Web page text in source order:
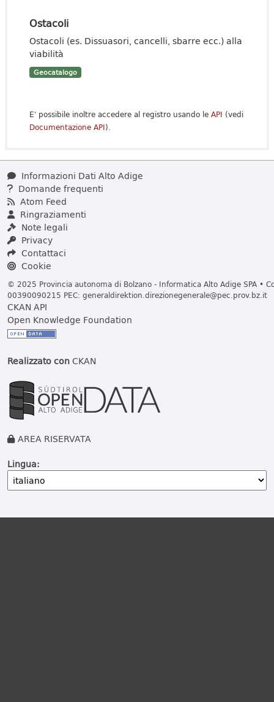
Ostacoli
Ostacoli (es. Dissuasori, cancelli, sbarre ecc.) alla
viabilità
Geocatalogo
E' possibile inoltre accedere al registro usando le API (vedi
Documentazione API).
Informazioni Dati Alto Adige
Domande frequenti
Atom Feed
Ringraziamenti
Note legali
Privacy
Contattaci
Cookie
© 2025 Provincia autonoma di Bolzano - Informatica Alto Adige SPA •
00390090215 PEC: generaldirektion.direzionegenerale@pec.prov.bz.it
CKAN API
Open Knowledge Foundation
Realizzato conCKAN
AREA RISERVATA
Lingua